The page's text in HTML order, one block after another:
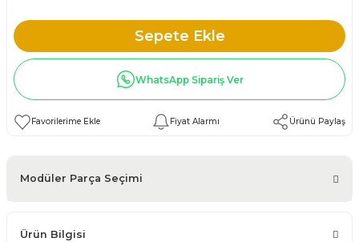
Sepete Ekle
WhatsApp Sipariş Ver
Fiyat Alarmı Ürünü Paylaş
Modüler Parça Seçimi
Ürün Bilgisi